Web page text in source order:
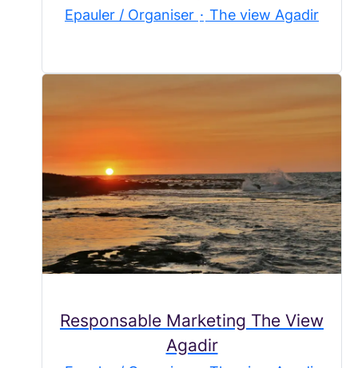
Epauler / Organiser · The view Agadir
Responsable Marketing The View
Agadir